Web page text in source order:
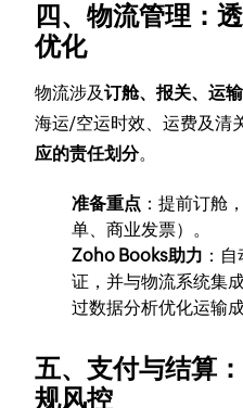
四、物流管理：
优化
物流涉及订舱、报关、运输
海运/空运时效、运费及清
应的责任划分。
准备重点 ：提前订舱
单、商业发票）。
Zoho Books助力 ：
证，并与物流系统集
过数据分析优化运输
五、支付与结算
规风控